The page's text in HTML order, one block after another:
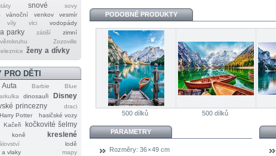
snové
sovy
vánoční venkov
vesmír
víly vlci vodopády
parky zátiší
zimní
Zozoville
ženy a dívky
PRO DĚTI
Auta Barbie
Blue
dinosauři
Disney
princezny
draci
Harry Potter
hasičské vozy
Kačeři
kočkovité šelmy
koně kreslené
lodě
a vlaky
mapy
PODOBNÉ PRODUKTY
500 dílků 500 dílků
PARAMETRY
Rozměry: 36 × 49 cm